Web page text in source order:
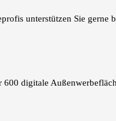
unterstützen Sie gerne
digitale